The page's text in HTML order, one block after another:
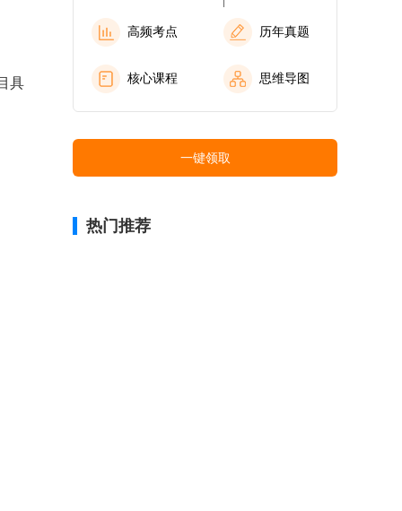
具
高频考点 历年真题
核心课程 思维导图
一键领取
热门推荐